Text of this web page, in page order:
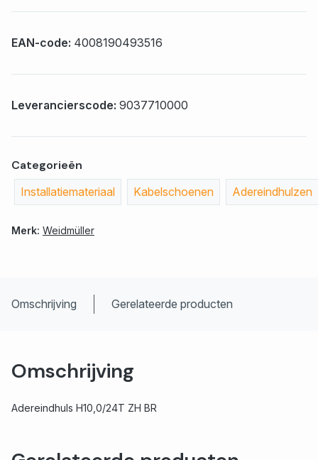
EAN-code: 4008190493516
Leverancierscode: 9037710000
Categorieën
Installatiemateriaal Kabelschoenen Adereindhulzen
Merk: Weidmüller
Omschrijving Gerelateerde producten
Omschrijving
Adereindhuls H10,0/24T ZH BR